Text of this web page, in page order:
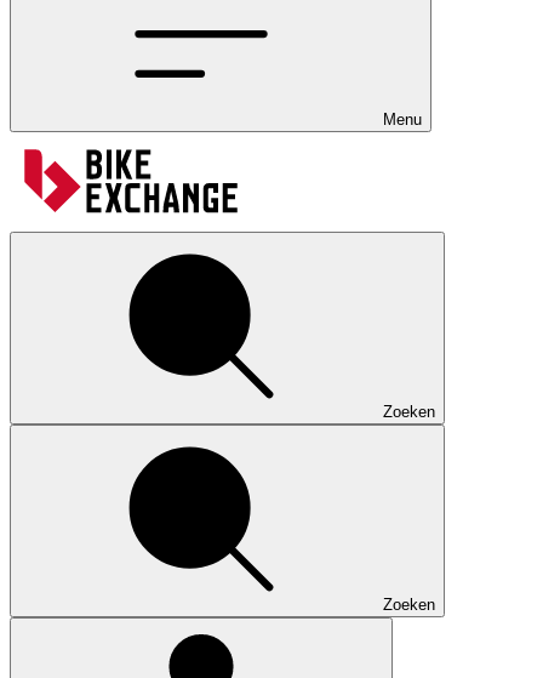
Menu
Zoeken
Zoeken